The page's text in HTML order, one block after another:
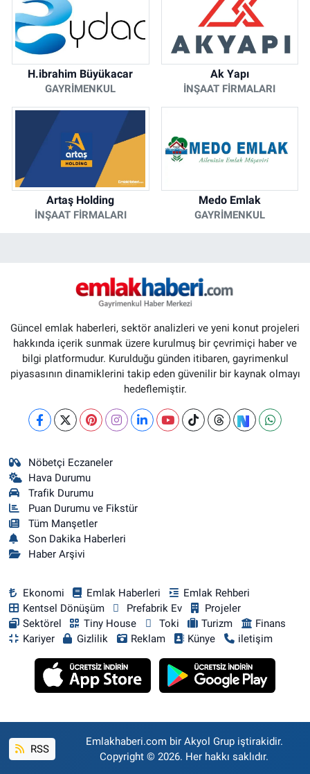
H.ibrahim Büyükacar
GAYRIMENKUL
Ak Yapı
İNŞAAT FIRMALARI
Artaş Holding
İNŞAAT FIRMALARI
Medo Emlak
GAYRIMENKUL
Güncel emlak haberleri, sektör analizleri ve yeni konut projeleri
hakkında içerik sunmak üzere kurulmuş bir çevrimiçi haber ve
bilgi platformudur. Kurulduğu günden itibaren, gayrimenkul
piyasasının dinamiklerini takip eden güvenilir bir kaynak olmayı
hedeflemiştir.
Nöbetçi Eczaneler
Hava Durumu
Trafik Durumu
Puan Durumu ve Fikstür
Tüm Manşetler
Son Dakika Haberleri
Haber Arşivi
Ekonomi Emlak Haberleri
Emlak Rehberi
Kentsel Dönüşüm
Prefabrik Ev
Projeler
Sektörel
Tiny House Toki Turizm
Finans
Kariyer
Gizlilik Reklam Künye iletişim
RSS
Emlakhaberi.com bir Akyol Grup iştirakidir.
Copyright © 2026. Her hakkı saklıdır.